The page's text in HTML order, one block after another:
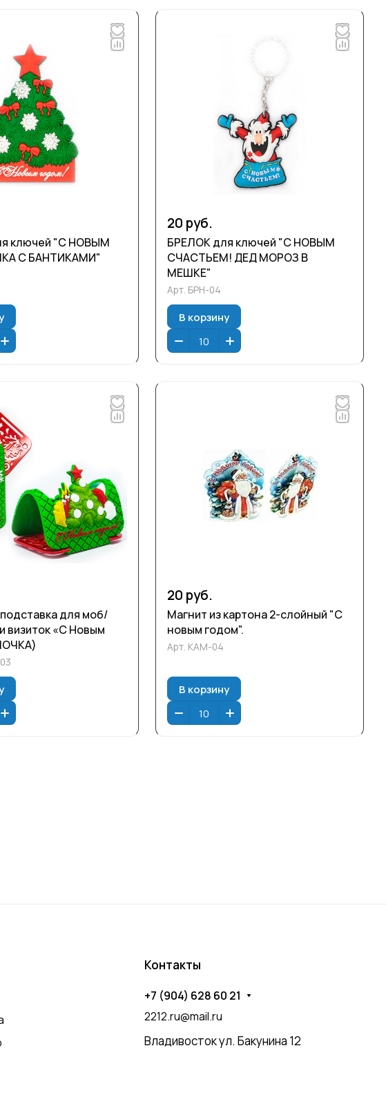
ключей "С НОВЫМ
С БАНТИКАМИ"
20 руб.
БРЕЛОК для ключей "С НОВЫМ
СЧАСТЬЕМ! ДЕД МОРОЗ В
МЕШКЕ"
Арт. БРН-04
В корзину
для моб/
визиток «С Новым
20 руб.
Магнит из картона 2-слойный "С
новым годом".
Арт. КАМ-04
В корзину
Контакты
+7 (904) 628 60 21
2212.ru@mail.ru
Владивосток ул. Бакунина 12